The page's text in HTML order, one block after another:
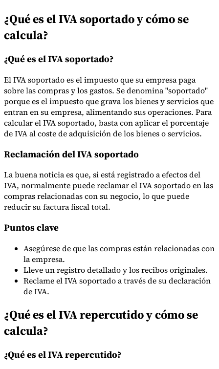
Serie Experto Fiscal
Impuestos indirectos en el comercio electrónicoVAT en la región del
GolfoCómo crear un marco de control de los impuestos
indirectosImpuestos sobre el carbono y tasas medioambientales
Herramientas
Calculadora de VAT
mandatos de facturación electrónica
¿Qué es el IVA soportado y cómo se
calcula?
¿Qué es el IVA soportado?
El IVA soportado es el impuesto que su empresa paga
sobre las compras y los gastos. Se denomina "soportado"
porque es el impuesto que grava los bienes y servicios que
entran en su empresa, alimentando sus operaciones. Para
calcular el IVA soportado, basta con aplicar el porcentaje
de IVA al coste de adquisición de los bienes o servicios.
Reclamación del IVA soportado
La buena noticia es que, si está registrado a efectos del
IVA, normalmente puede reclamar el IVA soportado en las
compras relacionadas con su negocio, lo que puede
reducir su factura fiscal total.
Puntos clave
Asegúrese de que las compras están relacionadas con
la empresa.
Lleve un registro detallado y los recibos originales.
Reclame el IVA soportado a través de su declaración
de IVA.
¿Qué es el IVA repercutido y cómo se
calcula?
¿Qué es el IVA repercutido?